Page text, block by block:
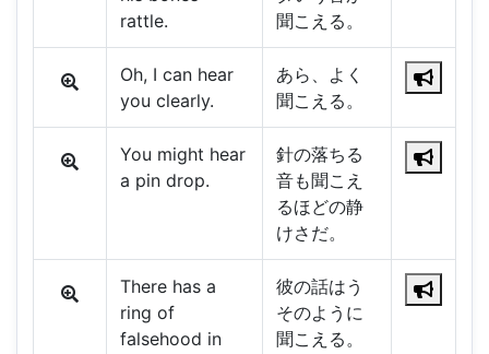
rattle.
聞こえる。
Oh, I can hear
you clearly.
あら、よく
聞こえる。
You might hear
a pin drop.
針の落ちる
音も聞こえ
るほどの静
けさだ。
There has a
ring of
falsehood in
彼の話はう
そのように
聞こえる。